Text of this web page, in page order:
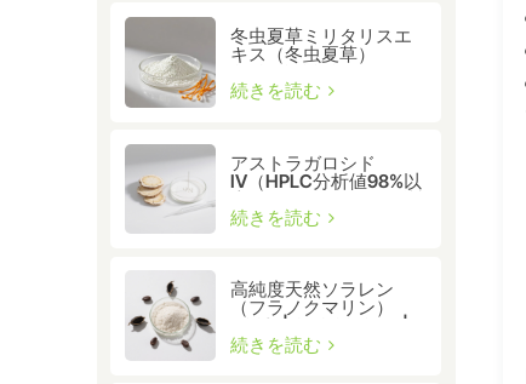
冬虫夏草ミリタリスエ
キス（冬虫夏草）
CAS:73-03-0
続きを読む
アストラガロシド
IV（HPLC分析値98%以
上） - テロメラーゼ活性
化と細胞の健康のため
のプレミアム黄耆エキ
続きを読む
高純度天然ソラレン
（フラノクマリン）
≥98% | CAS 66-97-7 |
研究グレードの生理活
性化合物
続きを読む